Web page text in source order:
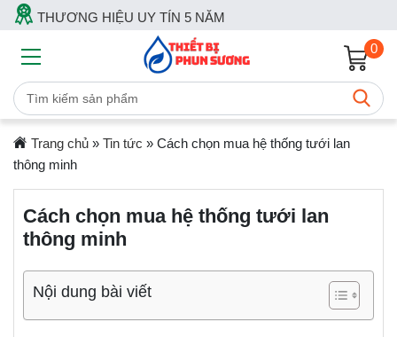
THƯƠNG HIỆU UY TÍN 5 NĂM
0
Trang chủ» Tin tức » Cách chọn mua hệ thống tưới lan
thông minh
Cách chọn mua hệ thống tưới lan
thông minh
Nội dung bài viết